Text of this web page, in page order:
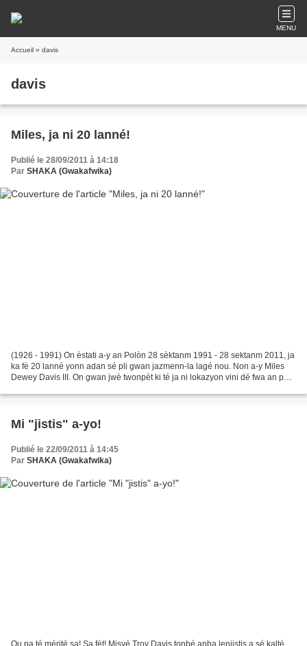
MENU
Accueil » davis
davis
Miles, ja ni 20 lanné!
Publié le 28/09/2011 à 14:18
Par SHAKA (Gwakafwika)
(1926 - 1991) On èstati a-y an Polòn 28 sèktanm 1991 - 28 sektanm 2011, ja
ka fè 20 lanné yonn adan sé pli gwan jazmenn-la lagé nou. Non a-y Miles
Dewey Davis III. On gwan jwè twonpèt ki té ja ni lokazyon vini dé fwa an péyi
Mi "jistis" a-yo!
Publié le 22/09/2011 à 14:45
Par SHAKA (Gwakafwika)
Ou pa té mérité sa! Sa fèt! Misyé Troy Davis tonbé anba lenjistis a sé kalté